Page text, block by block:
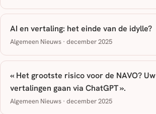
AI en vertaling: het einde van de idylle?
Algemeen Nieuws · december 2025
« Het grootste risico voor de NAVO? Uw
vertalingen gaan via ChatGPT ».
Algemeen Nieuws · december 2025